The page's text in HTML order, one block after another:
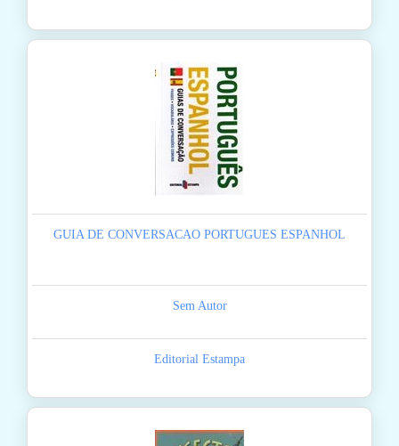
GUIA DE CONVERSACAO PORTUGUES ESPANHOL
Sem Autor
Editorial Estampa